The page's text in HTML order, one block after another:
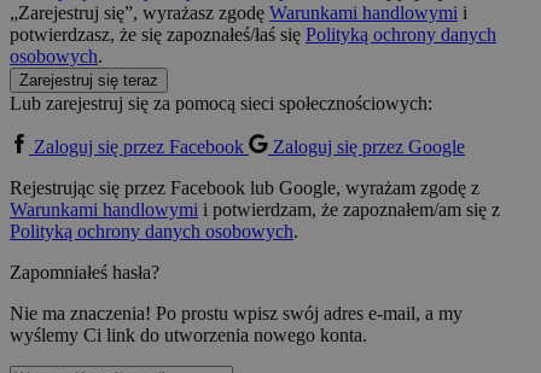
„Zarejestruj się”, wyrażasz zgodę Warunkami handlowymi i
potwierdzasz, że się zapoznałeś/łaś się Polityką ochrony danych
osobowych.
Zarejestruj się teraz
Lub zarejestruj się za pomocą sieci społecznościowych:
Zaloguj się przez Facebook
Zaloguj się przez Google
Rejestrując się przez Facebook lub Google, wyrażam zgodę z
Warunkami handlowymi i potwierdzam, że zapoznałem/am się z
Polityką ochrony danych osobowych.
Zapomniałeś hasła?
Nie ma znaczenia! Po prostu wpisz swój adres e-mail, a my
wyślemy Ci link do utworzenia nowego konta.